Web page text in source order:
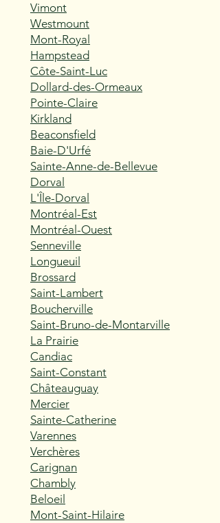
Vimont
Westmount
Mont-Royal
Hampstead
Côte-Saint-Luc
Dollard-des-Ormeaux
Pointe-Claire
Kirkland
Beaconsfield
Baie-D'Urfé
Sainte-Anne-de-Bellevue
Dorval
L'Île-Dorval
Montréal-Est
Montréal-Ouest
Senneville
Longueuil
Brossard
Saint-Lambert
Boucherville
Saint-Bruno-de-Montarville
La Prairie
Candiac
Saint-Constant
Châteauguay
Mercier
Sainte-Catherine
Varennes
Verchères
Carignan
Chambly
Beloeil
Mont-Saint-Hilaire